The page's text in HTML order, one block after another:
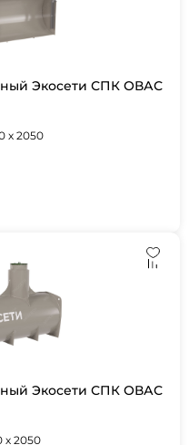
Экосети СПК ОВАС
х 2050
Экосети СПК ОВАС
х 2050